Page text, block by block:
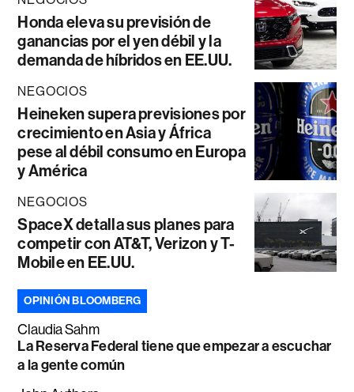
Honda eleva su previsión de
ganancias por el yen débil y la
demanda de híbridos en EE.UU.
NEGOCIOS
Heineken supera previsiones por
crecimiento en Asia y África
pese al débil consumo en Europa
y América
NEGOCIOS
SpaceX detalla sus planes para
competir con AT&T, Verizon y T-
Mobile en EE.UU.
OPINIÓN BLOOMBERG
Claudia Sahm
La Reserva Federal tiene que empezar a escuchar
a la gente común